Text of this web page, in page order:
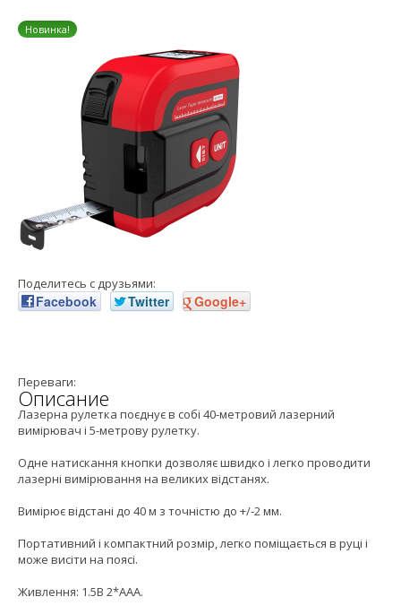
Новинка!
Поделитесь с друзьями:
Facebook Twitter Google+
Описание
Переваги:
Лазерна рулетка поєднує в собі 40-метровий лазерний
вимірювач і 5-метрову рулетку.
Одне натискання кнопки дозволяє швидко і легко проводити
лазерні вимірювання на великих відстанях.
Вимірює відстані до 40 м з точністю до +/-2 мм.
Портативний і компактний розмір, легко поміщається в руці і
може висіти на поясі.
Живлення: 1.5В 2*AAA.